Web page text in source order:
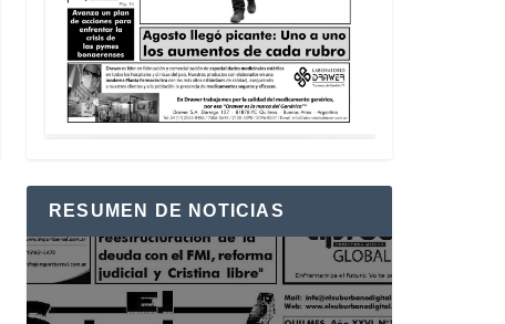
RESUMEN DE NOTICIAS
Reproductor
de
vídeo